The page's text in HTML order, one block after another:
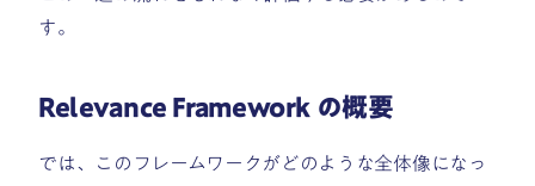
す。
Relevance Framework の概要
では、このフレームワークがどのような全体像になっ